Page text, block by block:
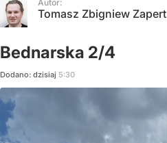
Autor:
Tomasz Zbigniew Zapert
Bednarska 2/4
Dodano: dzisiaj 5:30